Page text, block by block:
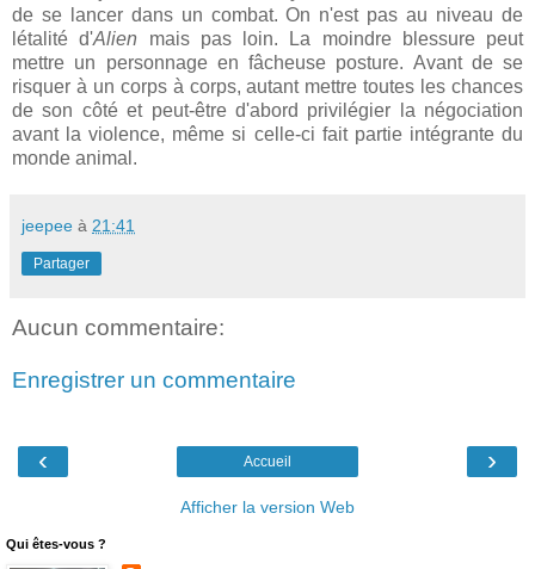
de se lancer dans un combat. On n'est pas au niveau de
létalité d'Alien mais pas loin. La moindre blessure peut
mettre un personnage en fâcheuse posture. Avant de se
risquer à un corps à corps, autant mettre toutes les chances
de son côté et peut-être d'abord privilégier la négociation
avant la violence, même si celle-ci fait partie intégrante du
monde animal.
jeepee à 21:41
Partager
Aucun commentaire:
Enregistrer un commentaire
‹ ›
Accueil
Afficher la version Web
Qui êtes-vous ?